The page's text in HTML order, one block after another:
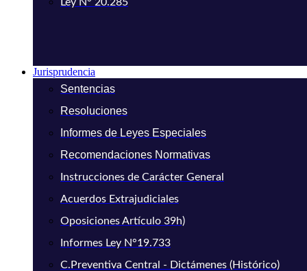
Jurisprudencia
Sentencias
Resoluciones
Informes de Leyes Especiales
Recomendaciones Normativas
Instrucciones de Carácter General
Acuerdos Extrajudiciales
Oposiciones Artículo 39h)
Informes Ley N°19.733
C.Preventiva Central - Dictámenes (Histórico)